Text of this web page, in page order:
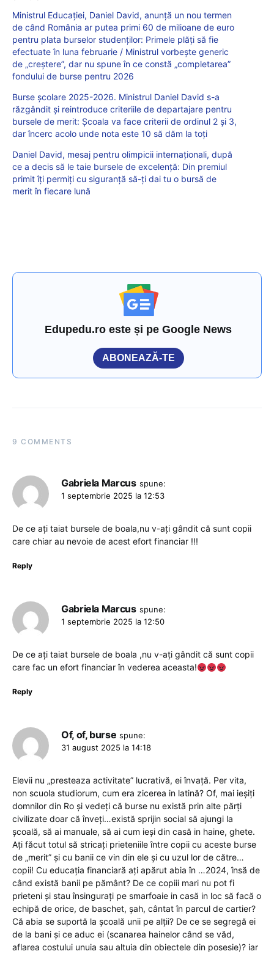
Ministrul Educației, Daniel David, anunță un nou termen
de când România ar putea primi 60 de milioane de euro
pentru plata burselor studenților: Primele plăți să fie
efectuate în luna februarie / Ministrul vorbește generic
de „creștere”, dar nu spune în ce constă „completarea”
fondului de burse pentru 2026
Burse școlare 2025-2026. Ministrul Daniel David s-a
răzgândit și reintroduce criteriile de departajare pentru
bursele de merit: Școala va face criterii de ordinul 2 și 3,
dar încerc acolo unde nota este 10 să dăm la toți
Daniel David, mesaj pentru olimpicii internaționali, după
ce a decis să le taie bursele de excelență: Din premiul
primit îți permiți cu siguranță să-ți dai tu o bursă de
merit în fiecare lună
Edupedu.ro este și pe Google News
ABONEAZĂ-TE
9 COMMENTS
Gabriela Marcus spune:
1 septembrie 2025 la 12:53
De ce ați taiat bursele de boala,nu v-ați gândit că sunt copii
care chiar au nevoie de acest efort financiar !!!
Reply
Gabriela Marcus spune:
1 septembrie 2025 la 12:50
De ce ați taiat bursele de boala ,nu v-ați gândit că sunt copii
care fac un efort financiar în vederea aceasta!
Reply
Of, of, burse spune:
31 august 2025 la 14:18
Elevii nu „presteaza activitate” lucrativă, ei învață. Per vita,
non scuola studiorum, cum era zicerea in latină? Of, mai ieșiți
domnilor din Ro și vedeți că burse nu există prin alte părți
civilizate doar că înveți…există sprijin social să ajungi la
școală, să ai manuale, să ai cum ieși din casă in haine, ghete.
Ați făcut totul să stricați prieteniile între copii cu aceste burse
de „merit” și cu banii ce vin din ele și cu uzul lor de către…
copii! Cu educația financiară ați apărut abia în …2024, însă de
când există banii pe pământ? De ce copiii mari nu pot fi
prieteni și stau însingurați pe smarfoaie in casă in loc să facă o
echipă de orice, de baschet, șah, cântat în parcul de cartier?
Că abia se suportă la școală unii pe alții? De ce se segregă ei
de la bani și ce aduc ei (scanarea hainelor când se văd,
aflarea costului unuia sau altuia din obiectele din posesie)? iar